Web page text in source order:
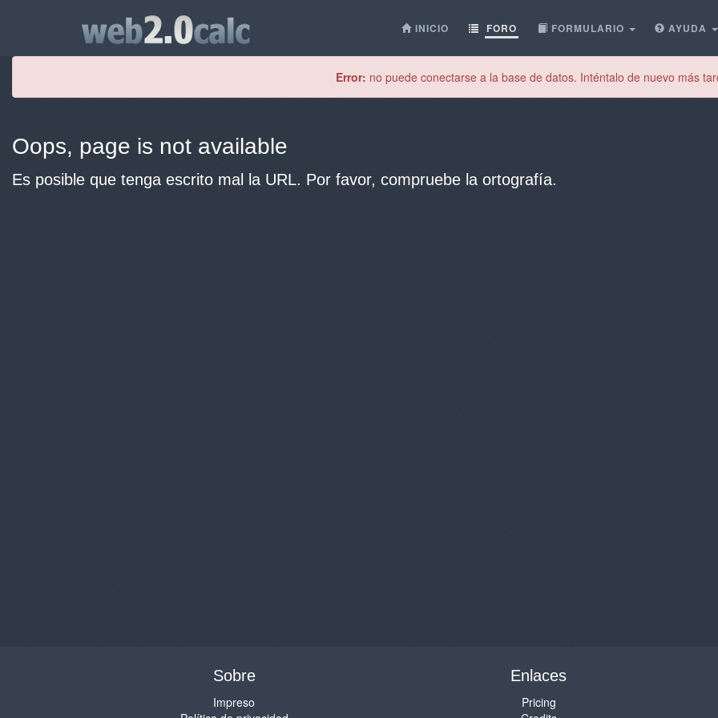
INICIO FORO FORMULARIO AYUDA
Error: no puede conectarse a la base de datos. Inténtalo de nuevo más
Oops, page is not available
Es posible que tenga escrito mal la URL. Por favor, compruebe la ortografía.
Sobre
Impreso
Enlaces
Pricing